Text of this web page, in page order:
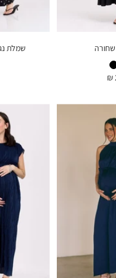
טבעי
שמלת לורי שחורה
שמלת